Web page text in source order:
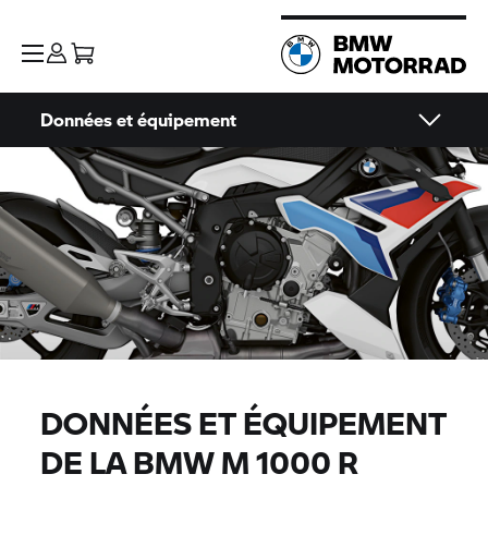
Données et équipement
DONNÉES ET ÉQUIPEMENT
DE LABMW M1000 R